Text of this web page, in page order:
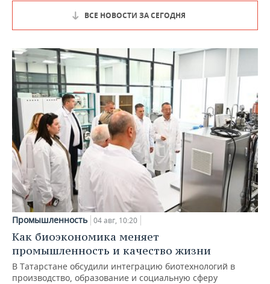
ВСЕ НОВОСТИ ЗА СЕГОДНЯ
Промышленность 04 авг, 10:20
Как биоэкономика меняет
промышленность и качество жизни
В Татарстане обсудили интеграцию биотехнологий в
производство, образование и социальную сферу